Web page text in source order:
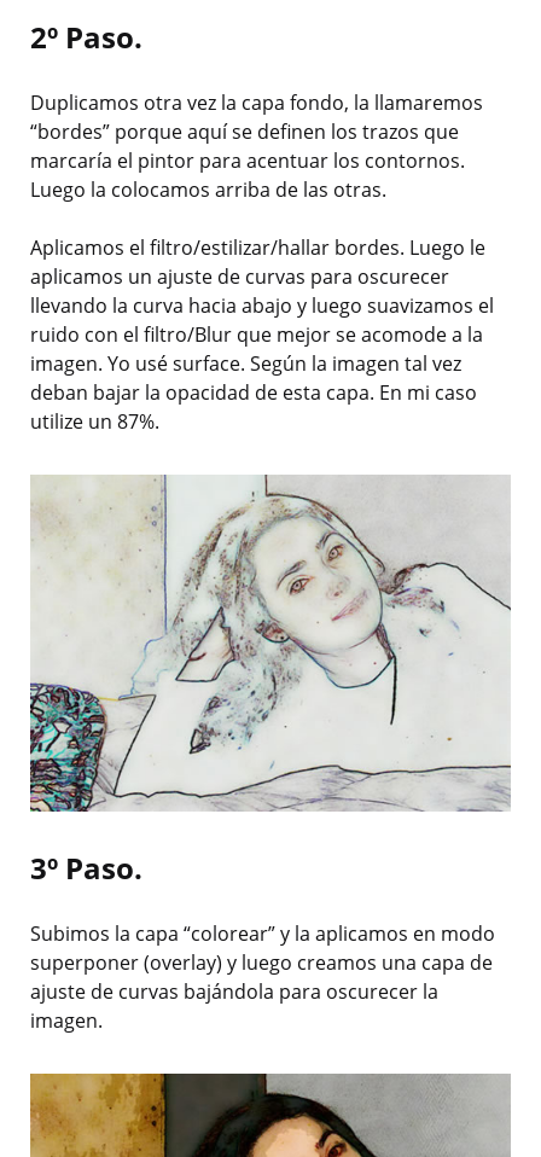
2º Paso.
Duplicamos otra vez la capa fondo, la llamaremos
“bordes” porque aquí se definen los trazos que
marcaría el pintor para acentuar los contornos.
Luego la colocamos arriba de las otras.
Aplicamos el filtro/estilizar/hallar bordes. Luego le
aplicamos un ajuste de curvas para oscurecer
llevando la curva hacia abajo y luego suavizamos el
ruido con el filtro/Blur que mejor se acomode a la
imagen. Yo usé surface. Según la imagen tal vez
deban bajar la opacidad de esta capa. En mi caso
utilize un 87%.
3º Paso.
Subimos la capa “colorear” y la aplicamos en modo
superponer (overlay) y luego creamos una capa de
ajuste de curvas bajándola para oscurecer la
imagen.